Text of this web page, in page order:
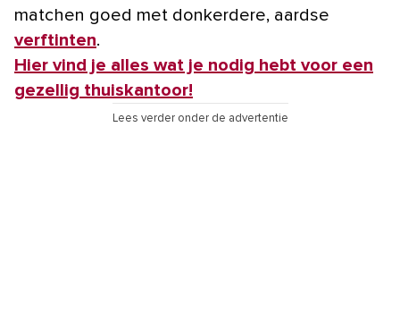
matchen goed met donkerdere, aardse
verftinten.
Hier vind je alles wat je nodig hebt voor een
gezellig thuiskantoor!
Lees verder onder de advertentie